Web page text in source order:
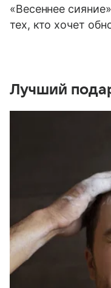
«Весеннее
тех, кто хочет
Лучший